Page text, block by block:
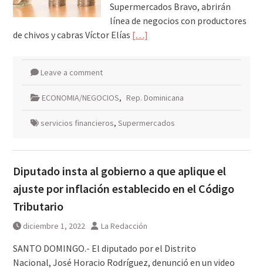
Supermercados Bravo, abrirán
línea de negocios con productores
de chivos y cabras Víctor Elías […]
Leave a comment
ECONOMIA/NEGOCIOS, Rep. Dominicana
servicios financieros, Supermercados
Diputado insta al gobierno a que aplique el
ajuste por inflación establecido en el Código
Tributario
diciembre 1, 2022 La Redacción
SANTO DOMINGO.- El diputado por el Distrito
Nacional, José Horacio Rodríguez, denunció en un video